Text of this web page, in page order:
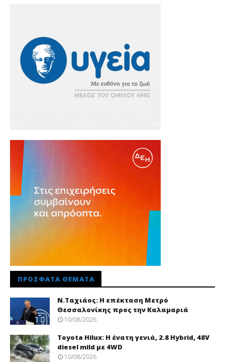
ΠΡΌΣΦΑΤΑ ΘΈΜΑΤΑ
Ν.Ταχιάος: Η επέκταση Μετρό
Θεσσαλονίκης προς την Καλαμαριά
10/08/2026
Toyota Hilux: Η ένατη γενιά, 2.8 Hybrid, 48V
diesel mild με 4WD
10/08/2026